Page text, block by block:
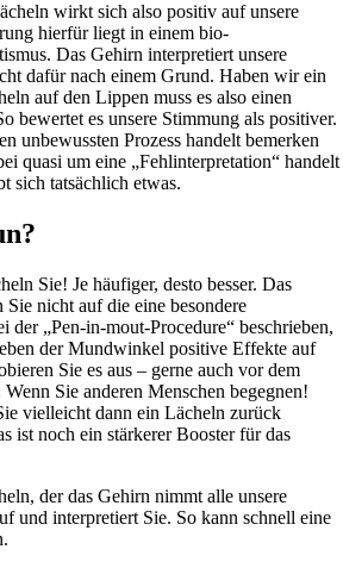
wirkt sich also positiv auf unsere
hierfür liegt in einem bio-
Das Gehirn interpretiert unsere
dafür nach einem Grund. Haben wir ein
auf den Lippen muss es also einen
bewertet es unsere Stimmung als positiver.
unbewussten Prozess handelt bemerken
quasi um eine „Fehlinterpretation“ handelt
sich tatsächlich etwas.
Sie! Je häufiger, desto besser. Das
nicht auf die eine besondere
der „Pen-in-mout-Procedure“ beschrieben,
der Mundwinkel positive Effekte auf
Sie es aus – gerne auch vor dem
Sie anderen Menschen begegnen!
vielleicht dann ein Lächeln zurück
ist noch ein stärkerer Booster für das
der das Gehirn nimmt alle unsere
und interpretiert Sie. So kann schnell eine